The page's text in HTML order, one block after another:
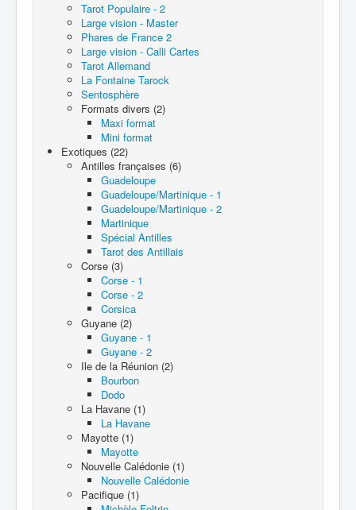
Tarot Populaire - 2
Large vision - Master
Phares de France 2
Large vision - Calli Cartes
Tarot Allemand
La Fontaine Tarock
Sentosphère
Formats divers (2)
Maxi format
Mini format
Exotiques (22)
Antilles françaises (6)
Guadeloupe
Guadeloupe/Martinique - 1
Guadeloupe/Martinique - 2
Martinique
Spécial Antilles
Tarot des Antillais
Corse (3)
Corse - 1
Corse - 2
Corsica
Guyane (2)
Guyane - 1
Guyane - 2
Ile de la Réunion (2)
Bourbon
Dodo
La Havane (1)
La Havane
Mayotte (1)
Mayotte
Nouvelle Calédonie (1)
Nouvelle Calédonie
Pacifique (1)